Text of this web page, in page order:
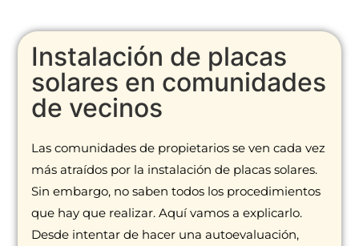
Instalación de placas
solares en comunidades
de vecinos
Las comunidades de propietarios se ven cada vez
más atraídos por la instalación de placas solares.
Sin embargo, no saben todos los procedimientos
que hay que realizar. Aquí vamos a explicarlo.
Desde intentar de hacer una autoevaluación,